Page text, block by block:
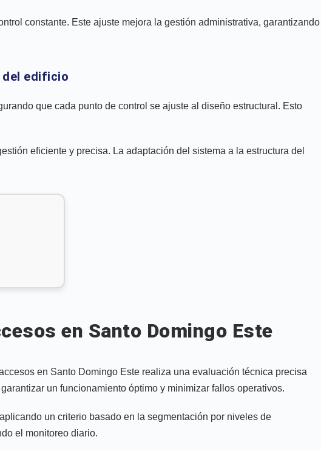
constante. Este ajuste mejora la gestión administrativa, garantizando
edificio
que cada punto de control se ajuste al diseño estructural. Esto
eficiente y precisa. La adaptación del sistema a la estructura del
en Santo Domingo Este
en Santo Domingo Este realiza una evaluación técnica precisa
un funcionamiento óptimo y minimizar fallos operativos.
un criterio basado en la segmentación por niveles de
el monitoreo diario.